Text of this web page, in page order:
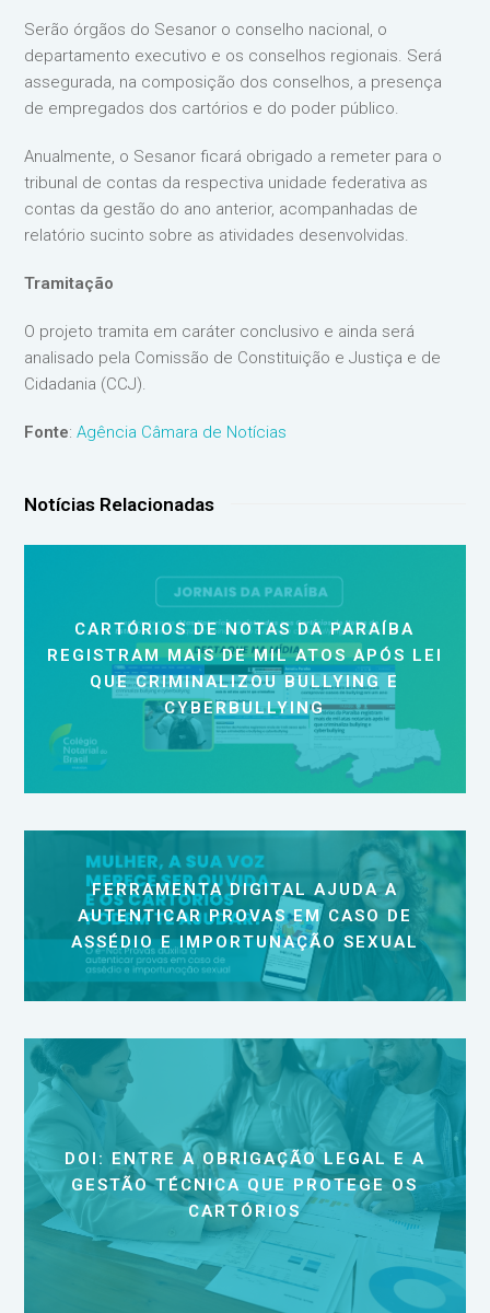
Serão órgãos do Sesanor o conselho nacional, o
departamento executivo e os conselhos regionais. Será
assegurada, na composição dos conselhos, a presença
de empregados dos cartórios e do poder público.
Anualmente, o Sesanor ficará obrigado a remeter para o
tribunal de contas da respectiva unidade federativa as
contas da gestão do ano anterior, acompanhadas de
relatório sucinto sobre as atividades desenvolvidas.
Tramitação
O projeto tramita em caráter conclusivo e ainda será
analisado pela Comissão de Constituição e Justiça e de
Cidadania (CCJ).
Fonte:Agência Câmara de Notícias
Notícias Relacionadas
CARTÓRIOS DE NOTAS DA PARAÍBA
REGISTRAM MAIS DE MIL ATOS APÓS LEI
QUE CRIMINALIZOU BULLYING E
CYBERBULLYING
FERRAMENTA DIGITAL AJUDA A
AUTENTICAR PROVAS EM CASO DE
ASSÉDIO E IMPORTUNAÇÃO SEXUAL
DOI: ENTRE A OBRIGAÇÃO LEGAL E A
GESTÃO TÉCNICA QUE PROTEGE OS
CARTÓRIOS